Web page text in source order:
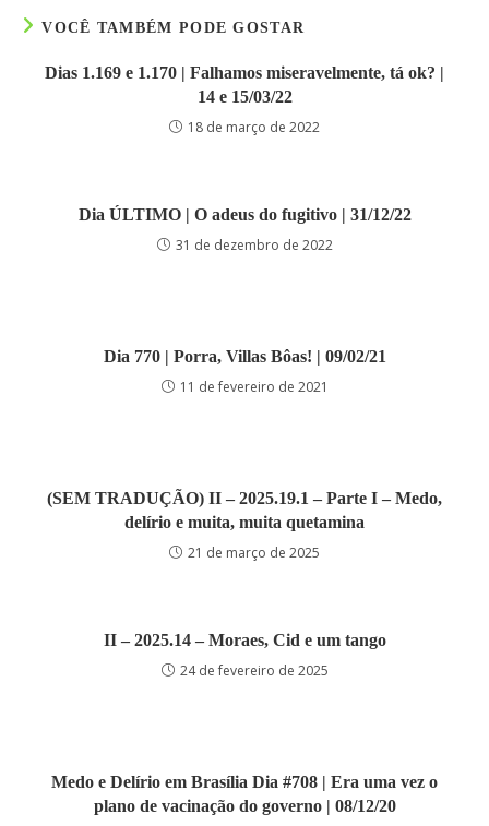
VOCÊ TAMBÉM PODE GOSTAR
Dias 1.169 e 1.170 | Falhamos miseravelmente, tá ok? |
14 e 15/03/22
18 de março de 2022
Dia ÚLTIMO | O adeus do fugitivo | 31/12/22
31 de dezembro de 2022
Dia 770 | Porra, Villas Bôas! | 09/02/21
11 de fevereiro de 2021
(SEM TRADUÇÃO) II – 2025.19.1 – Parte I – Medo,
delírio e muita, muita quetamina
21 de março de 2025
II – 2025.14 – Moraes, Cid e um tango
24 de fevereiro de 2025
Medo e Delírio em Brasília Dia #708 | Era uma vez o
plano de vacinação do governo | 08/12/20